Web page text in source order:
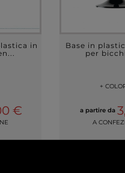
in
€
Base in
per
+
a partire da
A